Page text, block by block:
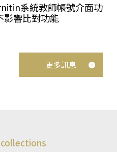
系統教師帳號介面功
影響比對功能
更多訊息